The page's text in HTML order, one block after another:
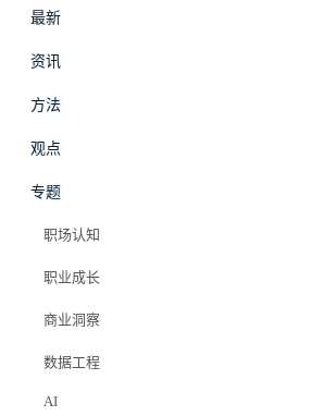
最新
资讯
方法
观点
专题
职场认知
职业成长
商业洞察
数据工程
AI
AI ·方法
数据分析师与风控工程
升金融风控效率：审批提
欺诈识别率+30%
Elazer (石头)